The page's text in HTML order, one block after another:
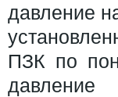
давление
ПЗК по